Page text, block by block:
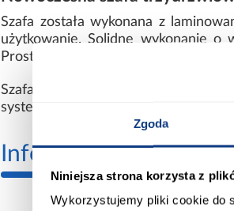
Zgoda
Niniejsza strona korzysta z
Wykorzystujemy pliki cookie do
Szafa została wykonana z
użytkowanie. Solidne wykonanie o
Prosta forma i nowoczesne
Szafa Lanko 2-190 czarny/biały
system drzwi przesuwnych oraz
Informacje